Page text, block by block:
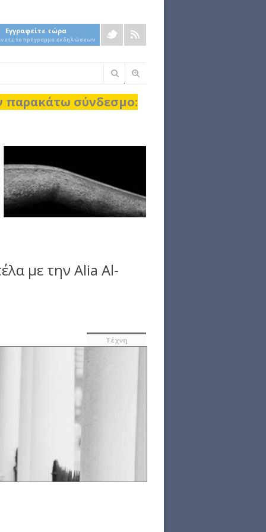
Εγγραφείτε τώρα
το πρόγραμμα εκδηλώσεων
Φόρμα
αναζήτησης
παρακάτω σύνδεσμο:
με την Alia Al-
Τέχνη